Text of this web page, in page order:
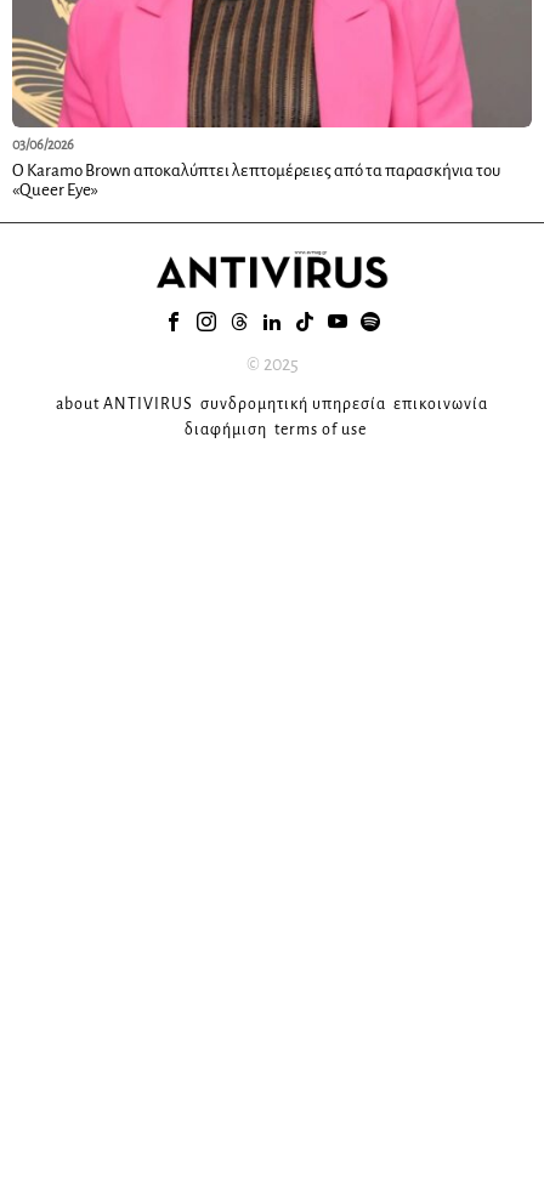
03/06/2026
Ο Karamo Brown αποκαλύπτει λεπτομέρειες από τα παρασκήνια του
«Queer Eye»
© 2025
about ANTIVIRUS συνδρομητική υπηρεσία επικοινωνία
διαφήμιση terms of use